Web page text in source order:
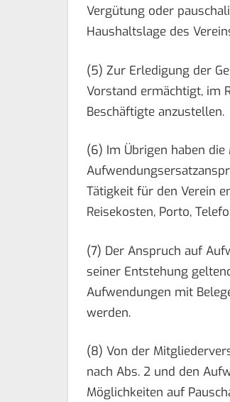
Vergütung oder
Haushaltslage des
(5) Zur Erledigung der
Vorstand ermächtigt, im
Beschäftigte anzustellen.
(6) Im Übrigen haben
Tätigkeit für den Verein
Reisekosten, Porto,
(7) Der Anspruch auf
seiner Entstehung
Aufwendungen mit
werden.
(8) Von der
nach Abs. 2 und den
Möglichkeiten auf